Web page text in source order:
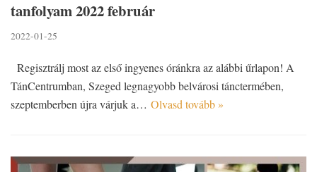
tanfolyam 2022 február
2022-01-25
Regisztrálj most az első ingyenes óránkra az alábbi űrlapon! A
TánCentrumban, Szeged legnagyobb belvárosi tánctermében,
szeptemberben újra várjuk a… Olvasd tovább »